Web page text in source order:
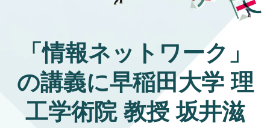
「情報ネットワーク」
の講義に早稲田大学 理
工学術院 教授 坂井滋